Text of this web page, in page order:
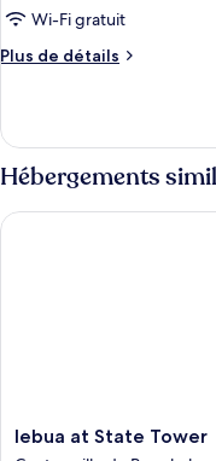
Wi-Fi gratuit
Plus de détails
Plus
le
type
de
Chambre
Hébergements
lebua
at
lebua at State Tower
lebua at State Tower